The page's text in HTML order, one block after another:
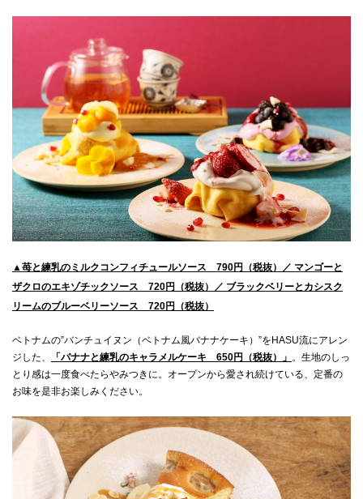
▲苺と練乳のミルクコンフィチュールソース 790円（税抜）／ マンゴーと
ザクロのエキゾチックソース 720円（税抜）／ ブラックベリーとカシスク
リームのブルーベリーソース 720円（税抜）
ベトナムの”バンチュイヌン（ベトナム風バナナケーキ）”をHASU流にアレン
ジした、
「バナナと練乳のキャラメルケーキ 650円（税抜）」 。生地のしっ
とり感は一度食べたらやみつきに。オープンから愛され続けている、定番の
お味を是非お楽しみください。